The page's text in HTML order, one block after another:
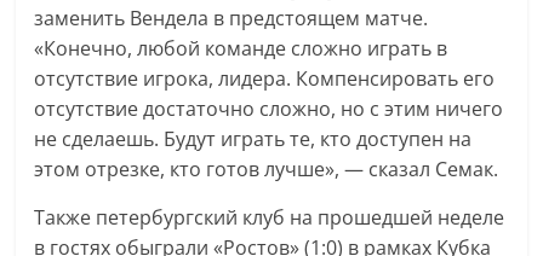
заменить Вендела в предстоящем матче.
«Конечно, любой команде сложно играть в
отсутствие игрока, лидера. Компенсировать его
отсутствие достаточно сложно, но с этим ничего
не сделаешь. Будут играть те, кто доступен на
этом отрезке, кто готов лучше», — сказал Семак.
Также петербургский клуб на прошедшей неделе
в гостях обыграли «Ростов» (1:0) в рамках Кубка